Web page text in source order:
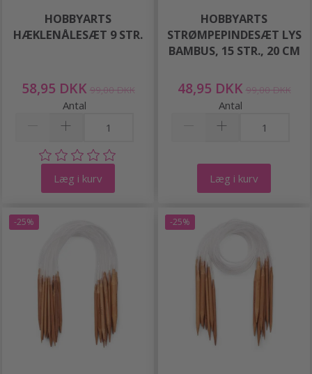
HOBBYARTS
HÆKLENÅLESÆT 9 STR.
58,95 DKK 99,00 DKK
Antal
Læg i kurv
HOBBYARTS
STRØMPEPINDESÆT LYS
BAMBUS, 15 STR., 20 CM
48,95 DKK 99,00 DKK
Antal
Læg i kurv
-25% -25%